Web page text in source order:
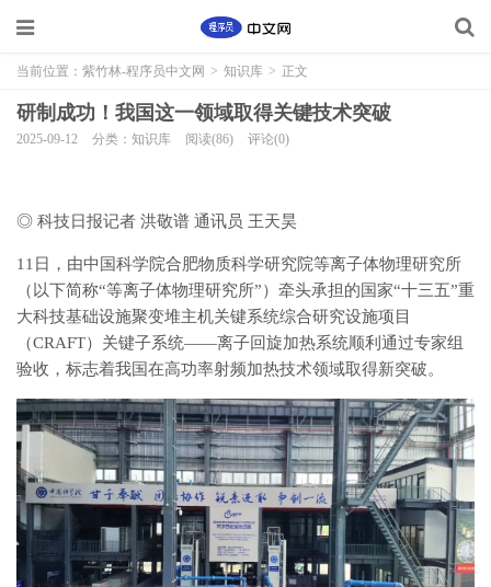
当前位置： 紫竹林-程序员中文网 > 知识库 > 正文
研制成功！我国这一领域取得关键技术突破
2025-09-12 分类：知识库 阅读(86) 评论(0)
◎ 科技日报记者 洪敬谱 通讯员 王天昊
11日，由中国科学院合肥物质科学研究院等离子体物理研究所
（以下简称“等离子体物理研究所”）牵头承担的国家“十三五”重
大科技基础设施聚变堆主机关键系统综合研究设施项目
（CRAFT）关键子系统——离子回旋加热系统顺利通过专家组
验收，标志着我国在高功率射频加热技术领域取得新突破。